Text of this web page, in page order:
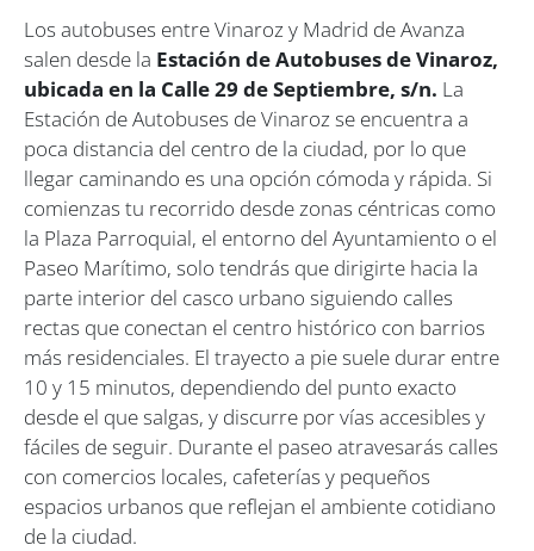
Los autobuses entre Vinaroz y Madrid de Avanza
salen desde la Estación de Autobuses de Vinaroz,
ubicada en la Calle 29 de Septiembre, s/n. La
Estación de Autobuses de Vinaroz se encuentra a
poca distancia del centro de la ciudad, por lo que
llegar caminando es una opción cómoda y rápida. Si
comienzas tu recorrido desde zonas céntricas como
la Plaza Parroquial, el entorno del Ayuntamiento o el
Paseo Marítimo, solo tendrás que dirigirte hacia la
parte interior del casco urbano siguiendo calles
rectas que conectan el centro histórico con barrios
más residenciales. El trayecto a pie suele durar entre
10 y 15 minutos, dependiendo del punto exacto
desde el que salgas, y discurre por vías accesibles y
fáciles de seguir. Durante el paseo atravesarás calles
con comercios locales, cafeterías y pequeños
espacios urbanos que reflejan el ambiente cotidiano
de la ciudad.